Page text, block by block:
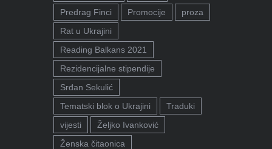
Predrag Finci
Promocije
proza
Rat u Ukrajini
Reading Balkans 2021
Rezidencijalne stipendije
Srđan Sekulić
Tematski blok o Ukrajini
Traduki
vijesti
Željko Ivanković
Ženska čitaonica